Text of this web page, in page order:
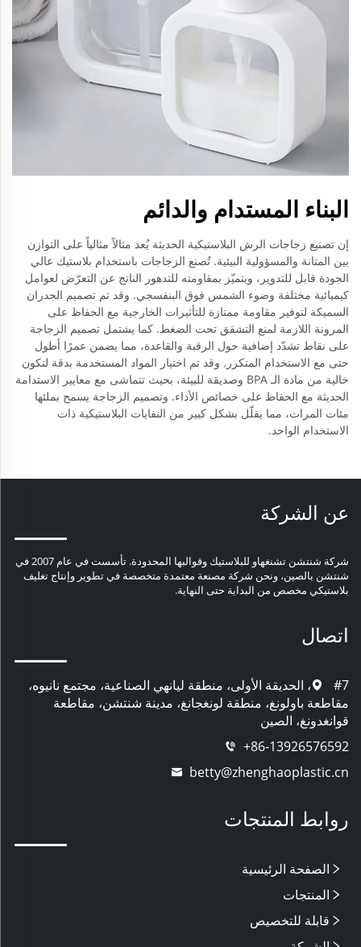
البناء المستدام والدائم
إن تصنيع زجاجات الرش البلاستيكية الحديثة يُعد مثالاً مثالياً على التوازن
بين المتانة والمسؤولية البيئية. تُصنع الزجاجات باستخدام بلاستيك عالي
الجودة قابل للتدوير، ويتميّز بمقاومته للتدهور الناتج عن التعرّض لعوامل
كيميائية مختلفة وضوء الشمس فوق البنفسجي. وقد تم تصميم الجدران
السميكة لتوفير مقاومة ممتازة للتأثيرات الخارجية مع الحفاظ على
المرونة اللازمة لمنع التشقق تحت الضغط. كما يشتمل تصميم الزجاجة
على نقاط تشدّد إضافية حول الرقبة والقاعدة، مما يضمن عمرًا أطول
حتى مع الاستخدام المتكرر. وقد تم اختيار المواد المستخدمة بدقة لتكون
خالية من مادة الـ BPA وصديقة للبيئة، بحيث تتماشى مع معايير الاستدامة
الحديثة مع الحفاظ على خصائص الأداء. وتصميم الزجاجة يسمح بملئها
مئات المرات، مما يقلّل بشكل كبير من النفايات البلاستيكية ذات
الاستخدام الواحد.
عن الشركة
شركة شنتشن تشنغهاو للبلاستيك وقوالبها المحدودة. تأسست في عام 2007 في
شنتشن بالصين، ونحن شركة مصنعة معتمدة متخصصة في تطوير وإنتاج تغليف
بلاستيكي مخصص من البداية حتى النهاية.
اتصال
#7، الحديقة الأولى، منطقة ليانهي الصناعية، مجتمع نانيوه،
مقاطعة باولونغ، منطقة لونغجانغ، مدينة شنتشن، مقاطعة
قوانغدونغ، الصين
+86-13926576592
betty@zhenghaoplastic.cn
روابط المنتجات
الصفحة الرئيسية
المنتجات
قابلة للتخصيص